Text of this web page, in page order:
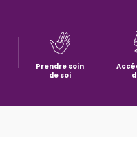
Prendre soin
de soi